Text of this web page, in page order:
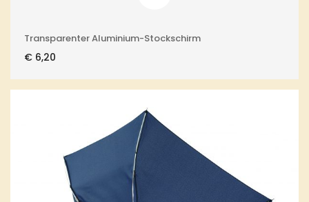
Transparenter Aluminium-Stockschirm
€ 6,20